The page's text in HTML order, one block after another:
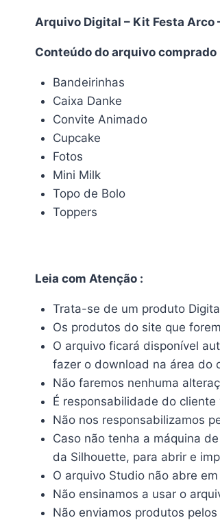
Arquivo Digital – Kit Festa Arco
Conteúdo do arquivo comprado
Bandeirinhas
Caixa Danke
Convite Animado
Cupcake
Fotos
Mini Milk
Topo de Bolo
Toppers
Leia com Atenção :
Trata-se de um produto
Os produtos do site que
O arquivo ficará disponível
fazer o download na área do
Não faremos nenhuma
É responsabilidade do
Não nos responsabilizamos
Caso não tenha a máquina
da Silhouette, para abrir e
O arquivo Studio não abre
Não ensinamos a usar o
Não enviamos produtos pelos